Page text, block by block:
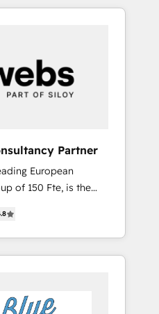
improve user
🔧 Designing and
set-up for better
and build using
by HubSpot after a
Solutions
Enablement -
to HubSpot
-In-house
Partner
European
150 Fte, is the
Partner offering
EBITDA and
With our
strengthen your
we provide